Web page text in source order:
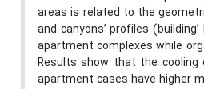
areas is related to the
and canyons’ profiles
apartment complexes while
Results show that the
apartment cases have higher